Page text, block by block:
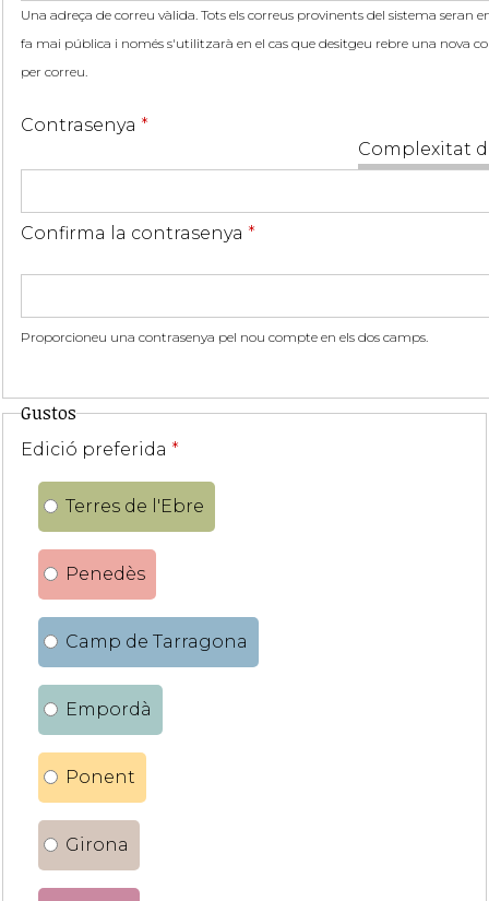
Una adreça de correu vàlida. Tots els correus provinents del sistema seran
fa mai pública i només s'utilitzarà en el cas que desitgeu rebre una nova
per correu.
Complexitat
Contrasenya *
Confirma la contrasenya *
Proporcioneu una contrasenya pel nou compte en els dos camps.
Gustos
Edició preferida *
Terres de l'Ebre
Penedès
Camp de Tarragona
Empordà
Ponent
Girona